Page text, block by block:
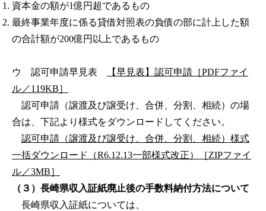
資本金の額が1億円超であるもの
最終事業年度に係る貸借対照表の負債の部に計上した額
の合計額が200億円以上であるもの
ウ 認可申請早見表
【早見表】認可申請［PDFファイ
ル／119KB］
認可申請（譲渡及び譲受け、合併、分割、相続）の場
合は、下記より様式をダウンロードしてください。
認可申請（譲渡及び譲受け、合併、分割、相続）様式
一括ダウンロード（R6.12.13一部様式改正）［ZIPファイ
ル／3MB］
（３）長崎県収入証紙廃止後の手数料納付方法について
長崎県収入証紙については、